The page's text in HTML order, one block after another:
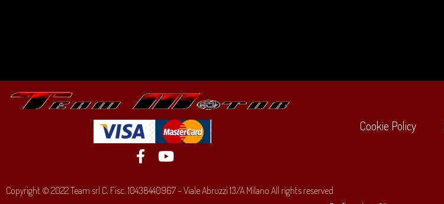
Cookie Policy
Copyright © 2022 Team srl C. Fisc. 10438440967 – Viale Abruzzi 13/A Milano All rights reserved